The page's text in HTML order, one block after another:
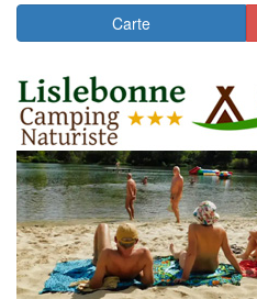
Carte